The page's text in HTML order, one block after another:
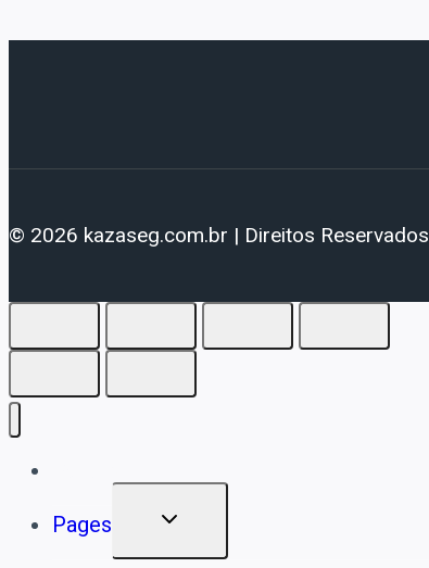
© 2026 kazaseg.com.br | Direitos Reservados
Pages